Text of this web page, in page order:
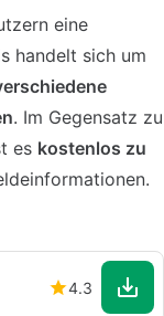
eine
handelt sich um
. Im Gegensatz zu
es kostenlos zu
4.3